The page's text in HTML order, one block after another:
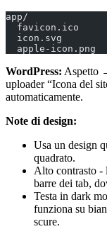
app/
favicon.ico
icon.svg
apple-icon.png
WordPress: Aspetto
uploader “Icona del
automaticamente.
Note di design:
Usa un design
quadrato.
Alto contrasto -
barre dei tab,
Testa in dark
funziona su
scure.